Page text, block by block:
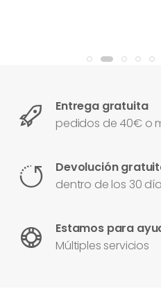
Entrega gratuita
pedidos de 40€ o
Devolución
dentro de los 30
Estamos para
Múltiples servicios